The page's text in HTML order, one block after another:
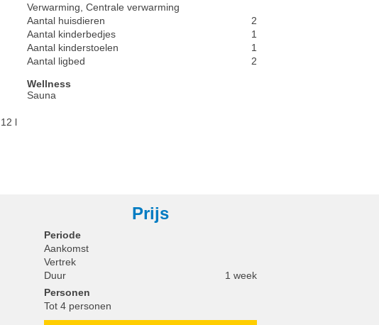
12 l
Verwarming, Centrale verwarming
Aantal huisdieren
2
Aantal kinderbedjes
1
Aantal kinderstoelen
1
Aantal ligbed
2
Wellness
Sauna
Prijs
Periode
Aankomst
Vertrek
Duur
1 week
Personen
Tot 4 personen